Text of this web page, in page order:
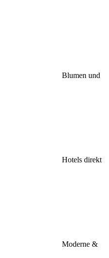
Blumen und
Hotels direkt
Moderne &